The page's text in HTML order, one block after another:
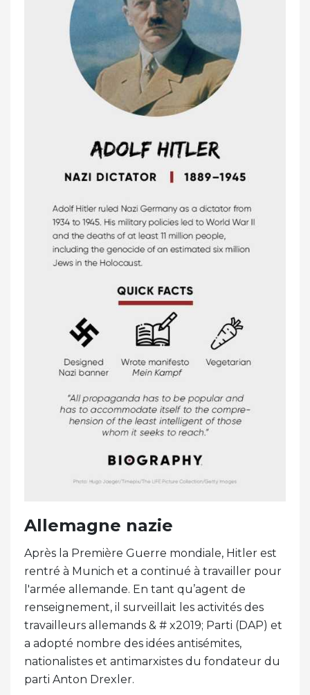
Allemagne nazie
Après la Première Guerre mondiale, Hitler est
rentré à Munich et a continué à travailler pour
l'armée allemande. En tant qu’agent de
renseignement, il surveillait les activités des
travailleurs allemands & # x2019; Parti (DAP) et
a adopté nombre des idées antisémites,
nationalistes et antimarxistes du fondateur du
parti Anton Drexler.